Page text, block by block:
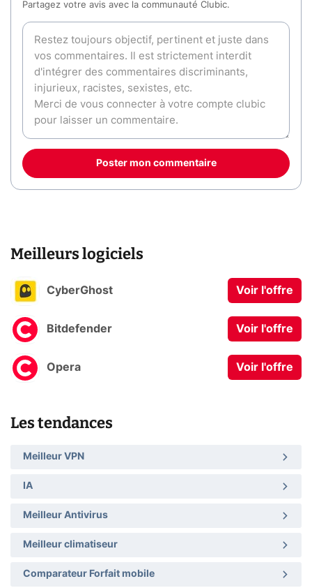
Partagez votre avis avec la communauté Clubic.
Poster mon commentaire
Meilleurs logiciels
CyberGhost Voir l'offre
Bitdefender Voir l'offre
Opera Voir l'offre
Les tendances
Meilleur VPN
IA
Meilleur Antivirus
Meilleur climatiseur
Comparateur Forfait mobile